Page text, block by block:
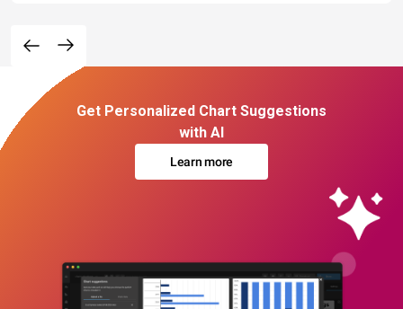
Get Personalized Chart Suggestions
with AI
Learn more